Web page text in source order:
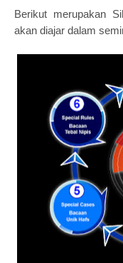
Berikut merupakan
akan diajar dalam